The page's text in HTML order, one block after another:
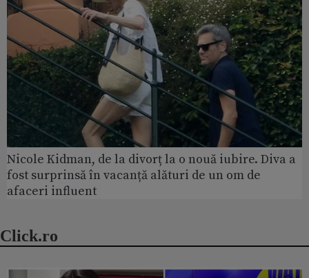
Nicole Kidman, de la divorț la o nouă iubire. Diva a
fost surprinsă în vacanță alături de un om de
afaceri influent
Click.ro